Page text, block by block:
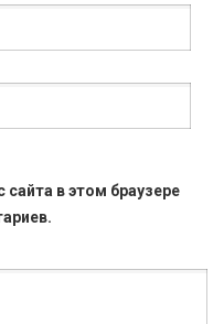
в этом браузере